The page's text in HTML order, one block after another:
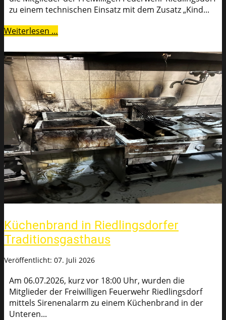
zu einem technischen Einsatz mit dem Zusatz „Kind...
Weiterlesen …
Küchenbrand in Riedlingsdorfer
Traditionsgasthaus
Veröffentlicht: 07. Juli 2026
Am 06.07.2026, kurz vor 18:00 Uhr, wurden die
Mitglieder der Freiwilligen Feuerwehr Riedlingsdorf
mittels Sirenenalarm zu einem Küchenbrand in der
Unteren...